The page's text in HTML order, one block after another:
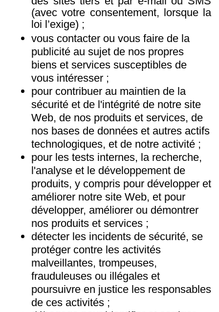
(avec votre consentement, lorsque la
loi l’exige) ;
vous contacter ou vous faire de la
publicité au sujet de nos propres
biens et services susceptibles de
vous intéresser ;
pour contribuer au maintien de la
sécurité et de l'intégrité de notre site
Web, de nos produits et services, de
nos bases de données et autres actifs
technologiques, et de notre activité ;
pour les tests internes, la recherche,
l'analyse et le développement de
produits, y compris pour développer et
améliorer notre site Web, et pour
développer, améliorer ou démontrer
nos produits et services ;
détecter les incidents de sécurité, se
protéger contre les activités
malveillantes, trompeuses,
frauduleuses ou illégales et
poursuivre en justice les responsables
de ces activités ;